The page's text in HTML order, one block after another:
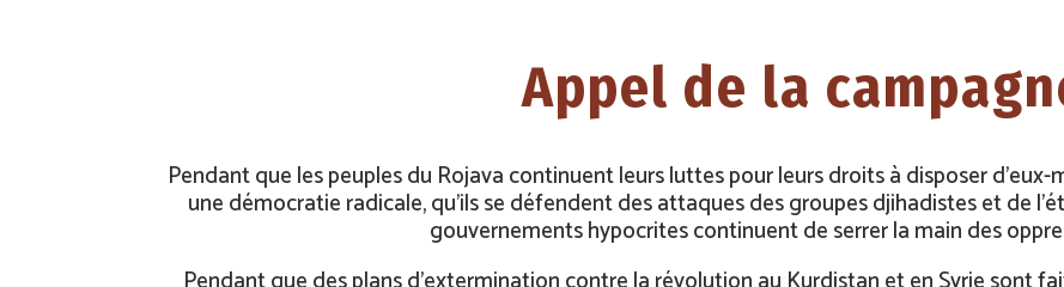
Appel de la
Pendant que les peuples du Rojava continuent leurs luttes pour leurs droits à disposer
une démocratie radicale, qu’ils se défendent des attaques des groupes djihadistes et de
gouvernements hypocrites continuent de serrer la main des